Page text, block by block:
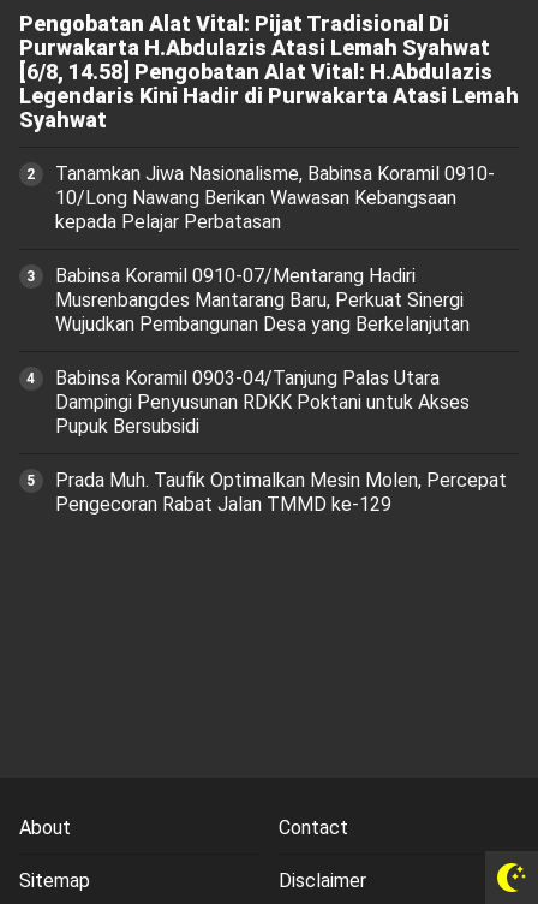
Pengobatan Alat Vital: Pijat Tradisional Di
Purwakarta H.Abdulazis Atasi Lemah Syahwat
[6/8, 14.58] Pengobatan Alat Vital: H.Abdulazis
Legendaris Kini Hadir di Purwakarta Atasi Lemah
Syahwat
Tanamkan Jiwa Nasionalisme, Babinsa Koramil 0910-
10/Long Nawang Berikan Wawasan Kebangsaan
kepada Pelajar Perbatasan
Babinsa Koramil 0910-07/Mentarang Hadiri
Musrenbangdes Mantarang Baru, Perkuat Sinergi
Wujudkan Pembangunan Desa yang Berkelanjutan
‎Babinsa Koramil 0903-04/Tanjung Palas Utara
Dampingi Penyusunan RDKK Poktani untuk Akses
Pupuk Bersubsidi
Prada Muh. Taufik Optimalkan Mesin Molen, Percepat
Pengecoran Rabat Jalan TMMD ke-129
About Contact
Sitemap Disclaimer